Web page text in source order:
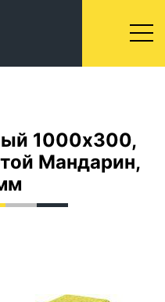
1000x300,
Мандарин,